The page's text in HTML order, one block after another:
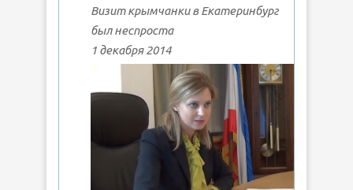
Визит крымчанки в Екатеринбург
был неспроста
1 декабря 2014